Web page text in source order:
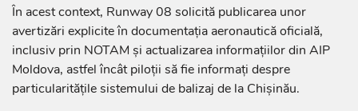
În acest context, Runway 08 solicită publicarea unor
avertizări explicite în documentația aeronautică oficială,
inclusiv prin NOTAM și actualizarea informațiilor din AIP
Moldova, astfel încât piloții să fie informați despre
particularitățile sistemului de balizaj de la Chișinău.